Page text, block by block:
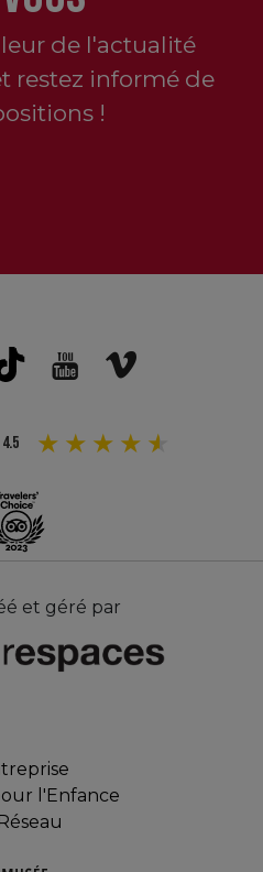
de l'actualité
restez informé de
!
4.5
et géré par
l'Enfance